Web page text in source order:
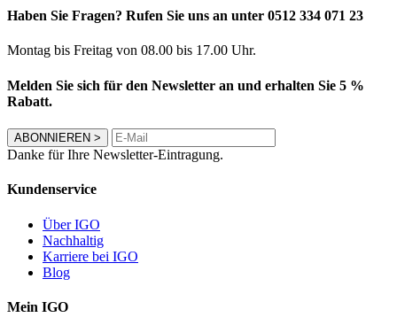
Haben Sie Fragen? Rufen Sie uns an unter 0512 334 071 23
Montag bis Freitag von 08.00 bis 17.00 Uhr.
Melden Sie sich für den Newsletter an und erhalten Sie 5 %
Rabatt.
ABONNIEREN >
Danke für Ihre Newsletter-Eintragung.
Kundenservice
Über IGO
Nachhaltig
Karriere bei IGO
Blog
Mein IGO